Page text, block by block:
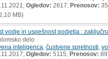
Ogledov: 2617; Prenosov: 35
MB)
vodje in uspešnost podjetja :
delo
inteligenca čustvene spretnosti
Ogledov: 5115; Prenosov: 89